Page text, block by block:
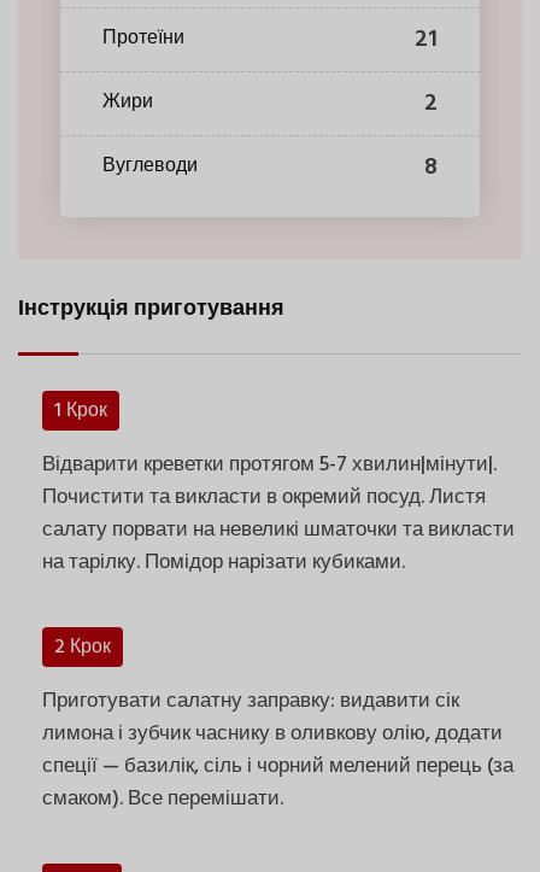
Протеїни 21
Жири 2
Вуглеводи 8
Інструкція приготування
1 Крок
Відварити креветки протягом 5-7 хвилин|мінути|.
Почистити та викласти в окремий посуд. Листя
салату порвати на невеликі шматочки та викласти
на тарілку. Помідор нарізати кубиками.
2 Крок
Приготувати салатну заправку: видавити сік
лимона і зубчик часнику в оливкову олію, додати
спеції — базилік, сіль і чорний мелений перець (за
смаком). Все перемішати.